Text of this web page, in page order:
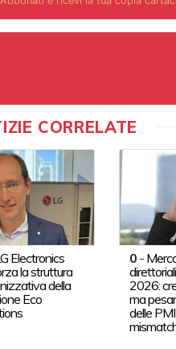
CORRELATE
Electronics
la struttura
della
Eco
0 -
2026:
ma
delle